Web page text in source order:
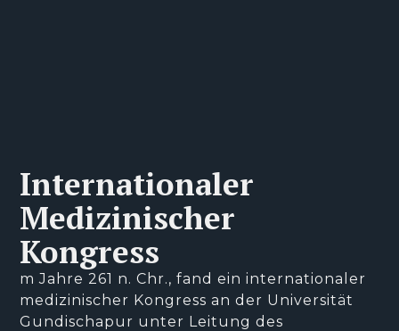
Internationaler
Medizinischer
Kongress
m Jahre 261 n. Chr., fand ein internationaler
medizinischer Kongress an der Universität
Gundischapur unter Leitung des